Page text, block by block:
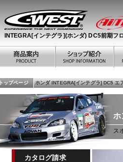
INTEGRA[インテグラ](ホンダ) DC5前期フ
トップページ ホンダ INTEGRA[インテグラ] DC5 エ
ホ
ス
カタログ請求